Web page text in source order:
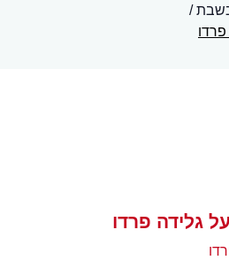
פרדו
גלידה פרדו